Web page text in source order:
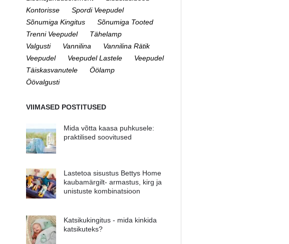
Kontorisse
Spordi Veepudel
Sõnumiga Kingitus
Sõnumiga Tooted
Trenni Veepudel
Tähelamp
Valgusti
Vannilina
Vannilina Rätik
Veepudel
Veepudel Lastele
Veepudel
Täiskasvanutele
Öölamp
Öövalgusti
VIIMASED POSTITUSED
Mida võtta kaasa puhkusele:
praktilised soovitused
Lastetoa sisustus Bettys Home
kaubamärgilt- armastus, kirg ja
unistuste kombinatsioon
Katsikukingitus - mida kinkida
katsikuteks?